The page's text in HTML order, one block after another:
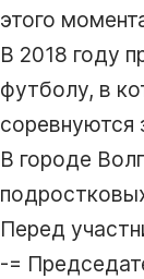
этого
В 2018 году
футболу, в
соревнуются
В городе
Перед
-=